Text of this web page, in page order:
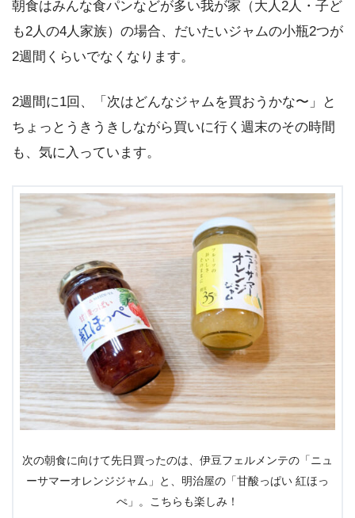
朝食はみんな食パンなどが多い我が家（大人2人・子ど
も2人の4人家族）の場合、だいたいジャムの小瓶2つが
2週間くらいでなくなります。
2週間に1回、「次はどんなジャムを買おうかな〜」と
ちょっとうきうきしながら買いに行く週末のその時間
も、気に入っています。
次の朝食に向けて先日買ったのは、伊豆フェルメンテの「ニュ
ーサマーオレンジジャム」と、明治屋の「甘酸っぱい 紅ほっ
ぺ」。こちらも楽しみ！